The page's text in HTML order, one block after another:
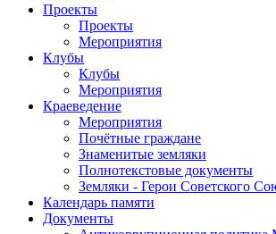
Проекты
Проекты
Мероприятия
Клубы
Клубы
Мероприятия
Краеведение
Мероприятия
Почётные граждане
Знаменитые земляки
Полнотекстовые документы
Земляки - Герои Советского
Календарь памяти
Документы